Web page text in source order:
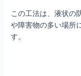
この工法は、液状の
や障害物の多い場所
す。